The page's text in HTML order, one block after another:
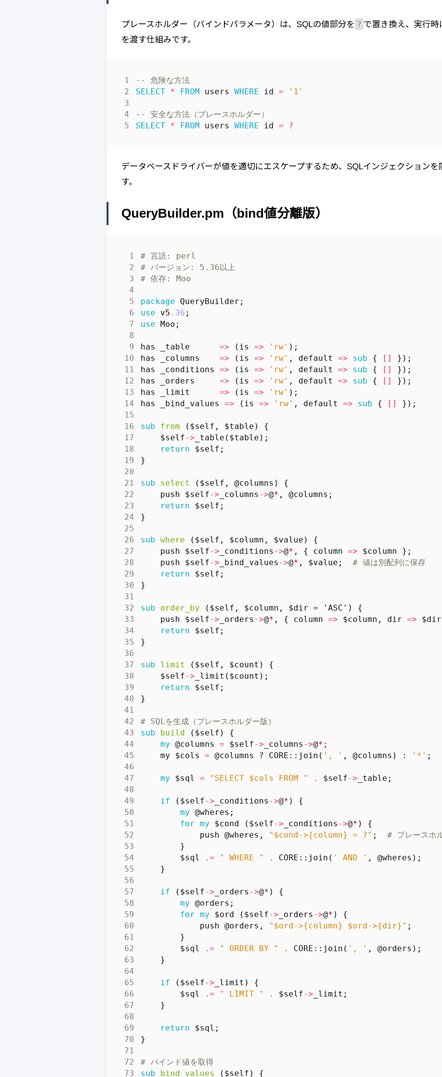
プレースホルダー（バインドパラメータ）は、SQLの値部分を ? で置き換え、実行時
を渡す仕組みです。
SELECT * FROM users WHERE id = '1'
SELECT * FROM users WHERE id = ?
データベースドライバーが値を適切にエスケープするため、SQLインジェクションを
す。
QueryBuilder.pm（bind値分離版）
# 言語: perl
# バージョン: 5.36以上
# 依存: Moo
package QueryBuilder ;
use
v5 .36 ;
use
Moo ;
has _table => ( is => 'rw' );
has
_columns => ( is => 'rw' , default => sub { []
});
has
_conditions => ( is => 'rw' , default => sub { []
});
has
_orders => ( is => 'rw' , default => sub { []
});
has
_limit => ( is => 'rw' );
has
_bind_values => ( is => 'rw' , default => sub { [] });
sub from
($self, $table) {
$self-> _table ( $table );
return
$self ;
}
sub select
($self, @columns) {
push
$self-> _columns ->@* , @columns ;
return
$self ;
}
sub where
($self, $column, $value) {
push
$self-> _conditions ->@* , { column => $column
};
push
$self-> _bind_values ->@* , $value ;
# 値は別配列に保存
return
$self ;
}
sub order_by
($self, $column, $dir = 'ASC') {
push
$self-> _orders ->@* , { column => $column , dir =>
$dir
return
$self ;
}
sub limit
($self, $count) {
$self-> _limit ( $count );
return
$self ;
}
# SQLを生成（プレースホルダー版）
sub
build
($self) {
my @columns = $self-> _columns ->@*;
my
$cols = @columns ? CORE:: join ( ', ' , @columns ) : '*' ;
my $sql = "SELECT $cols FROM " . $self-> _table ;
if ( $self-> _conditions ->@* )
{
my @wheres ;
for my $cond ( $self-> _conditions ->@* )
{
push @wheres , "$cond->{column} = ?" ;
# プレースホ
}
$sql
.= " WHERE " . CORE:: join ( ' AND ' , @wheres );
}
if ( $self-> _orders ->@* )
{
my @orders ;
for my $ord ( $self-> _orders ->@* )
{
push @orders , "$ord->{column} $ord->{dir}" ;
}
$sql
.= " ORDER BY " . CORE:: join ( ', ' , @orders );
}
if ( $self-> _limit )
{
$sql
.= " LIMIT " . $self-> _limit ;
}
return $sql ;
}
# バインド値を取得
sub
bind_values ($self) {